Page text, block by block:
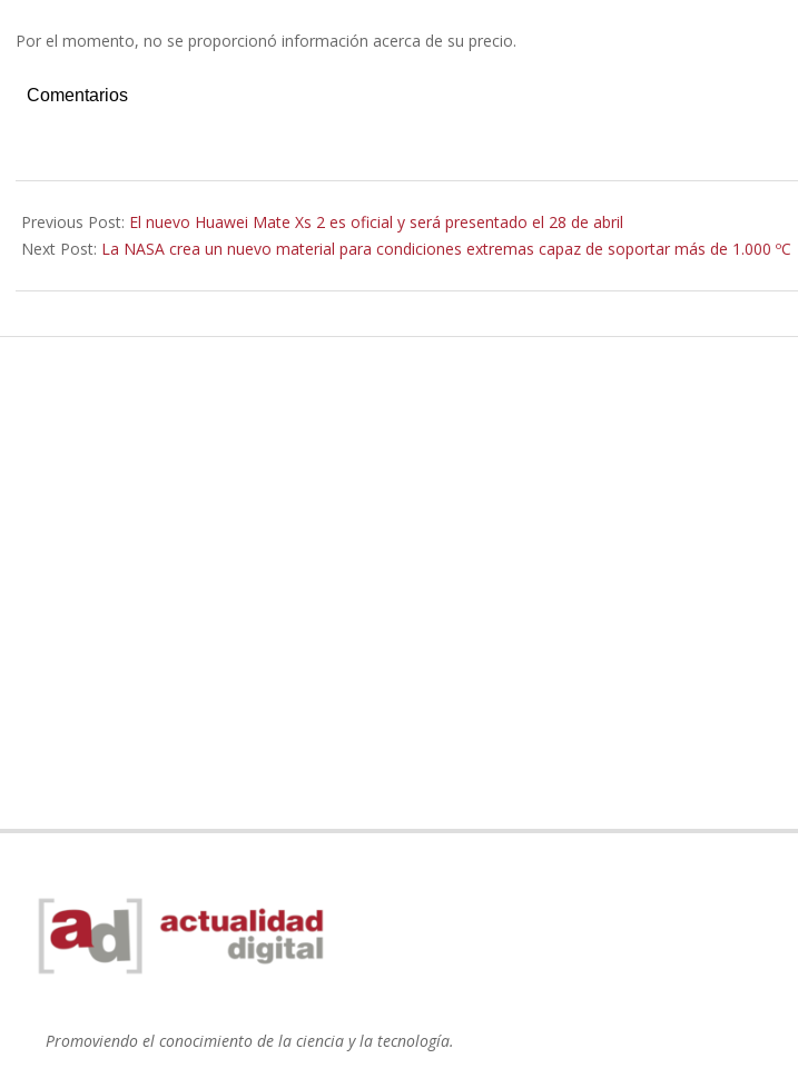
Por el momento, no se proporcionó información acerca de su precio.
Comentarios
04-
22
Previous Post: El nuevo Huawei Mate Xs 2 es oficial y será presentado el 28 de abril
Next Post: La NASA crea un nuevo material para condiciones extremas capaz de soportar más de 1.000 ºC
Promoviendo el conocimiento de la ciencia y la tecnología.